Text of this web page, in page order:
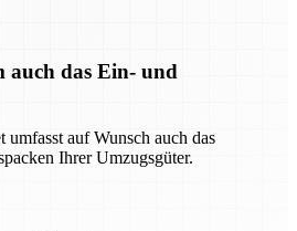
auch das Ein- und
umfasst auf Wunsch auch das
Ihrer Umzugsgüter.